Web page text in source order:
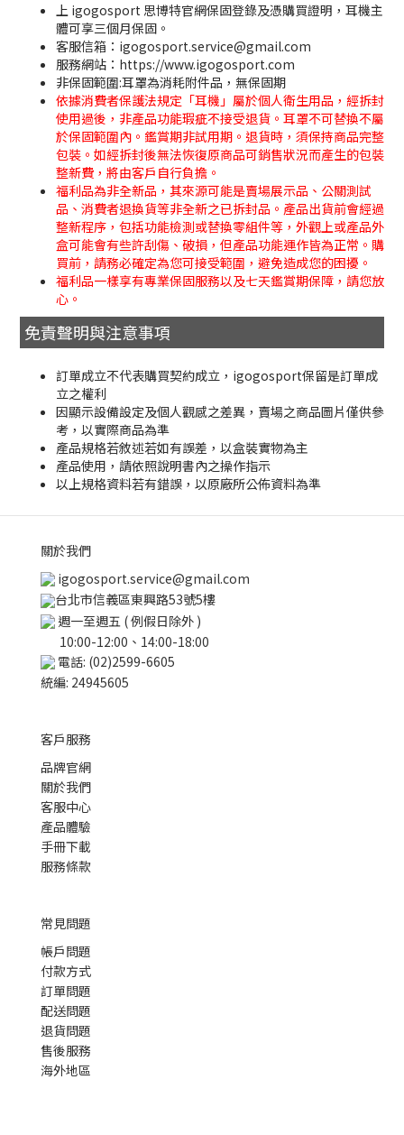
上 igogosport 思博特官網保固登錄及憑購買證明，耳機主
體可享三個月保固。
客服信箱：igogosport.service@gmail.com
服務網站：https://www.igogosport.com
非保固範圍:耳罩為消耗附件品，無保固期
依據消費者保護法規定「耳機」屬於個人衛生用品，經拆封
使用過後，非產品功能瑕疵不接受退貨。耳罩不可替換不屬
於保固範圍內。鑑賞期非試用期。退貨時，須保持商品完整
包裝。如經拆封後無法恢復原商品可銷售狀況而產生的包裝
整新費，將由客戶自行負擔。
福利品為非全新品，其來源可能是賣場展示品、公關測試
品、消費者退換貨等非全新之已拆封品。產品出貨前會經過
整新程序，包括功能檢測或替換零組件等，外觀上或產品外
盒可能會有些許刮傷、破損，但產品功能運作皆為正常。購
買前，請務必確定為您可接受範圍，避免造成您的困擾。
福利品一樣享有專業保固服務以及七天鑑賞期保障，請您放
心。
免責聲明與注意事項
訂單成立不代表購買契約成立，igogosport保留是訂單成
立之權利
因顯示設備設定及個人觀感之差異，賣場之商品圖片僅供參
考，以實際商品為準
產品規格若敘述若如有誤差，以盒裝實物為主
產品使用，請依照說明書內之操作指示
以上規格資料若有錯誤，以原廠所公佈資料為準
關於我們
igogosport.service@gmail.com
台北市信義區東興路53號5樓
週一至週五 ( 例假日除外 )
10:00-12:00、14:00-18:00
電話: (02)2599-6605
統編: 24945605
客戶服務
品牌官網
關於我們
客服中心
產品體驗
手冊下載
服務條款
常見問題
帳戶問題
付款方式
訂單問題
配送問題
退貨問題
售後服務
海外地區